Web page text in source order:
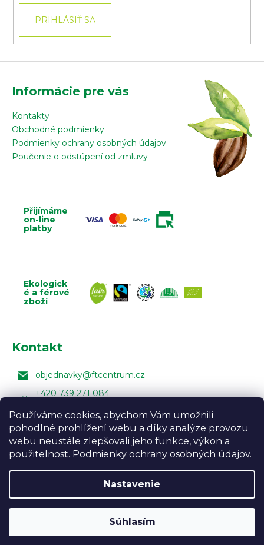
Používáme cookies, abychom Vám umožnili
pohodlné prohlížení webu a díky analýze provozu
webu neustále zlepšovali jeho funkce, výkon a
použitelnost. Podmienky ochrany osobných údajov.
Nastavenie
Súhlasím
Odpočívame a objednávky expedujeme až od
PRIHLÁSIŤ SA
Informácie pre vás
Kontakty
Obchodné podmienky
Podmienky ochrany osobných údajov
Poučenie o odstúpení od zmluvy
Přijímáme
on-line
platby
Ekologick
é a férové
zboží
Kontakt
objednavky@ftcentrum.cz
+420 739 271 084
Facebook Fair Trade Centra
FairTradeCentrumcz
Vytvoril Shoptet Design:Vojtěch Lunga,Úprava
šablony:Marketingwebu
Fair Trade Centrum
vyhradené.